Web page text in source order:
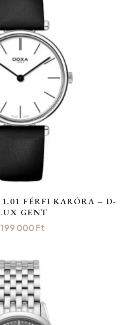
FÉRFI KARÓRA – D-
GENT
199 000 Ft